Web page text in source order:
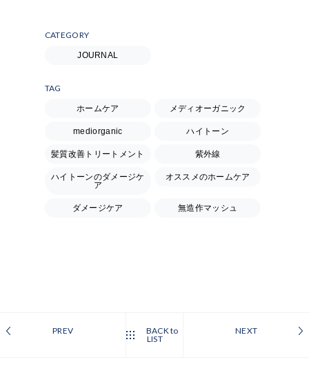
CATEGORY
JOURNAL
TAG
ホームケア メディオーガニック
mediorganic ハイトーン
髪質改善トリートメント 紫外線
ハイトーンのダメージケ
ア
オススメのホームケア
ダメージケア 無造作マッシュ
PREV
BACK to
LIST
NEXT